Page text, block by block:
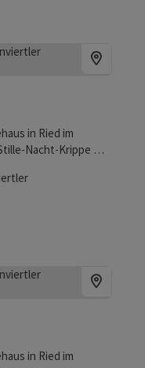
in Ried im
Nacht-Krippe war
nur zur
in Ried im